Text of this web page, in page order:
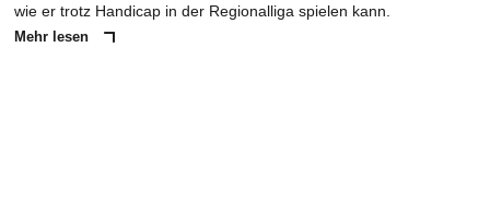
wie er trotz Handicap in der Regionalliga spielen kann.
Mehr lesen